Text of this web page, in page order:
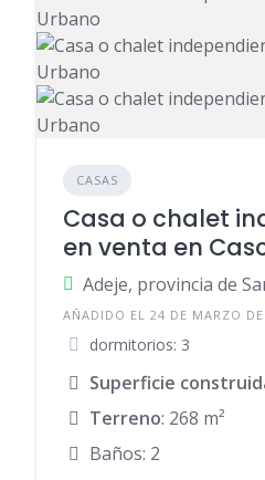
CASAS
Casa o chalet
en venta en
AÑADIDO EL 24 DE MARZO
dormitorios: 3
Superficie
Terreno: 268 m²
Baños: 2